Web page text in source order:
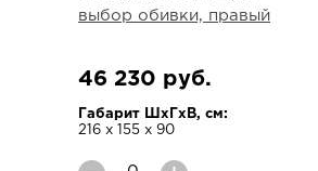
выбор обивки, правый
46 230 руб.
Габарит ШхГхВ, см:
216 х 155 х 90